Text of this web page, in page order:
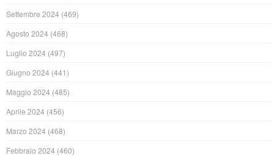
Settembre 2024 (469)
Agosto 2024 (468)
Luglio 2024 (497)
Giugno 2024 (441)
Maggio 2024 (485)
Aprile 2024 (456)
Marzo 2024 (468)
Febbraio 2024 (460)